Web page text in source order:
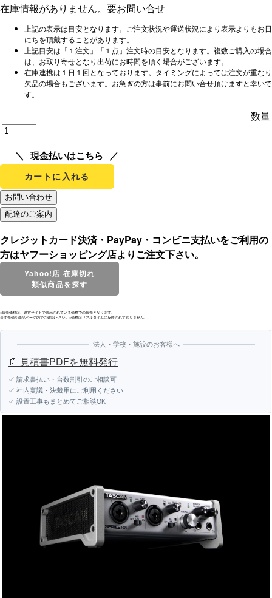
在庫情報がありません。要お問い合せ
上記の表示は目安となります。ご注文状況や運送状況により表示よりもお日
にちを頂戴することがあります。
上記目安は「１注文」「１点」注文時の目安となります。複数ご購入の場合
は、お取り寄せとなり出荷にお時間を頂く場合がございます。
在庫連携は１日１回となっております。タイミングによっては注文が重なり
欠品の場合もございます。お急ぎの方は事前にお問い合せ頂けますと幸いで
す。
数量
現金払いはこちら
カートに入れる
クレジットカード決済・PayPay・コンビニ支払いをご利用の
方はヤフーショッピング店よりご注文下さい。
Yahoo!店 在庫切れ
類似商品を探す
※販売価格は、運営サイトで表示されている価格での販売となります。
必ず売価を商品ページ内でご確認下さい。※価格はリアルタイムに反映されておりません。
法人・学校・施設のお客様へ
📄 見積書PDFを無料発行
✓ 請求書払い・台数割引のご相談可
✓ 社内稟議・決裁用にご利用ください
✓ 設置工事もまとめてご相談OK